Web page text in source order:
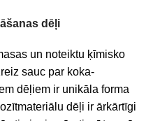
dēļi
un noteiktu ķīmisko
sauc par koka-
dēļiem ir unikāla forma
dēļi ir ārkārtīgi